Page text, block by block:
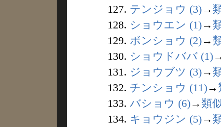
127. テンジョウ (3)→
128. ショウエン (1)→
129. ボンショウ (2)→
130. ショウドババ (1)
131. ジョウブツ (3)→
132. チンショウ (11)→
133. バショウ (6)→ 類
134. キョウジン (5)→